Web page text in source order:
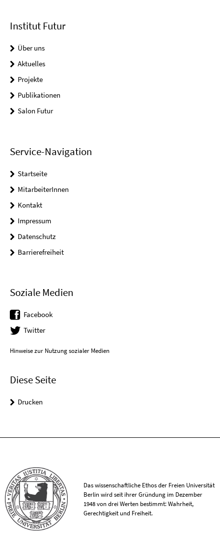
Institut Futur
Über uns
Aktuelles
Projekte
Publikationen
Salon Futur
Service-Navigation
Startseite
MitarbeiterInnen
Kontakt
Impressum
Datenschutz
Barrierefreiheit
Soziale Medien
Facebook
Twitter
Hinweise zur Nutzung sozialer Medien
Diese Seite
Drucken
Das wissenschaftliche Ethos der Freien Universität
Berlin wird seit ihrer Gründung im Dezember
1948 von drei Werten bestimmt: Wahrheit,
Gerechtigkeit und Freiheit.